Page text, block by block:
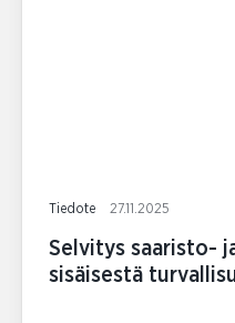
Tiedote 27.11.2025
Selvitys saaristo-
sisäisestä